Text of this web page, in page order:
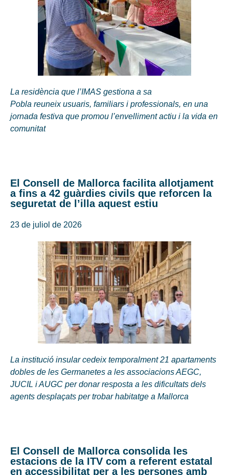
La residència que l’IMAS gestiona a sa
Pobla reuneix usuaris, familiars i professionals, en una
jornada festiva que promou l’envelliment actiu i la vida en
comunitat
El Consell de Mallorca facilita allotjament
a fins a 42 guàrdies civils que reforcen la
seguretat de l’illa aquest estiu
23 de juliol de 2026
La institució insular cedeix temporalment 21 apartaments
dobles de les Germanetes a les associacions AEGC,
JUCIL i AUGC per donar resposta a les dificultats dels
agents desplaçats per trobar habitatge a Mallorca
El Consell de Mallorca consolida les
estacions de la ITV com a referent estatal
en accessibilitat per a les persones amb